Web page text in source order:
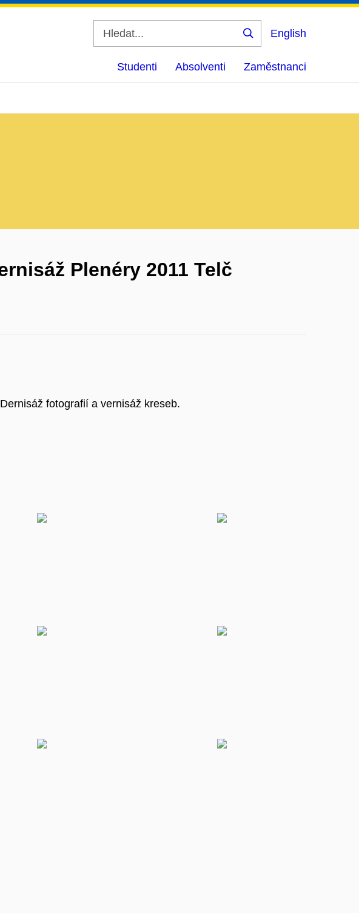
Vyhledat
English
Studenti Absolventi Zaměstnanci
Plenéry 2011 Telč
fotografií a vernisáž kreseb.